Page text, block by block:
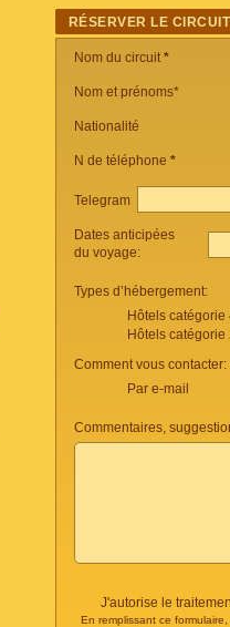
RÉSERVER LE CIRCUIT
Nom du circuit*
Nom et prénoms*
Nationalité
N de téléphone *
Telegram
Dates anticipées
du voyage:
Types d’hébergement:
Hôtels
Hôtels
Comment vous contacter:
Par e-mail
Commentaires,
J'autorise le
En remplissant ce